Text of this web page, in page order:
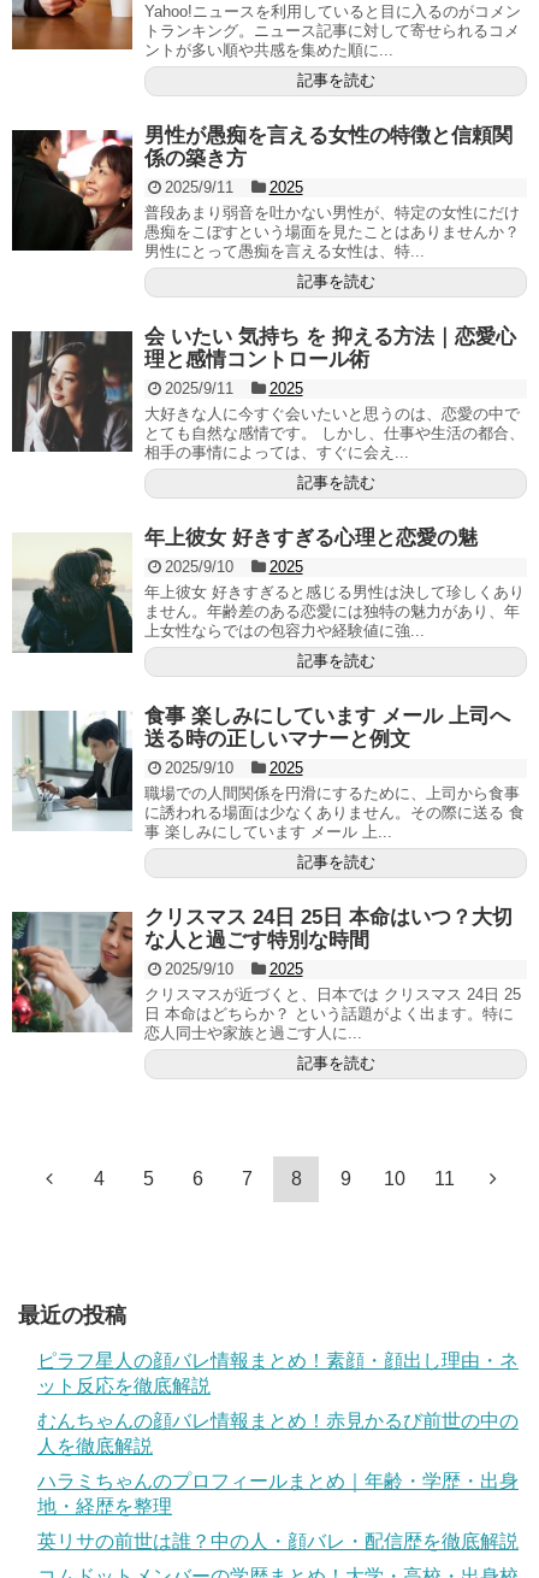
Yahoo!ニュースを利用していると目に入るのがコメン
トランキング。ニュース記事に対して寄せられるコメ
ントが多い順や共感を集めた順に...
記事を読む
男性が愚痴を言える女性の特徴と信頼関
係の築き方
2025/9/11
2025
普段あまり弱音を吐かない男性が、特定の女性にだけ
愚痴をこぼすという場面を見たことはありませんか？
男性にとって愚痴を言える女性は、特...
記事を読む
会 いたい 気持ち を 抑える方法｜恋愛心
理と感情コントロール術
2025/9/11
2025
大好きな人に今すぐ会いたいと思うのは、恋愛の中で
とても自然な感情です。 しかし、仕事や生活の都合、
相手の事情によっては、すぐに会え...
記事を読む
年上彼女 好きすぎる心理と恋愛の魅
2025/9/10
2025
年上彼女 好きすぎると感じる男性は決して珍しくあり
ません。年齢差のある恋愛には独特の魅力があり、年
上女性ならではの包容力や経験値に強...
記事を読む
食事 楽しみにしています メール 上司へ
送る時の正しいマナーと例文
2025/9/10
2025
職場での人間関係を円滑にするために、上司から食事
に誘われる場面は少なくありません。その際に送る 食
事 楽しみにしています メール 上...
記事を読む
クリスマス 24日 25日 本命はいつ？大切
な人と過ごす特別な時間
2025/9/10
2025
クリスマスが近づくと、日本では クリスマス 24日 25
日 本命はどちらか？ という話題がよく出ます。特に
恋人同士や家族と過ごす人に...
記事を読む
4 5 6 7 8 9 10 11
最近の投稿
ピラフ星人の顔バレ情報まとめ！素顔・顔出し理由・ネ
ット反応を徹底解説
むんちゃんの顔バレ情報まとめ！赤見かるび前世の中の
人を徹底解説
ハラミちゃんのプロフィールまとめ｜年齢・学歴・出身
地・経歴を整理
英リサの前世は誰？中の人・顔バレ・配信歴を徹底解説